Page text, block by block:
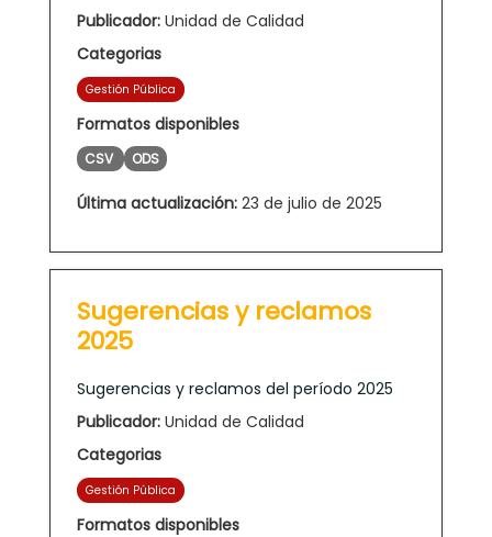
Publicador: Unidad de Calidad
Categorias
Gestión Pública
Formatos disponibles
CSV ODS
Última actualización: 23 de julio de 2025
Sugerencias y reclamos
2025
Sugerencias y reclamos del período 2025
Publicador: Unidad de Calidad
Categorias
Gestión Pública
Formatos disponibles